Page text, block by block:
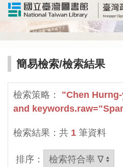
簡易檢索/檢索結果
檢索策略：
"Chen
and
檢索結果：共 1 筆資料
排序：